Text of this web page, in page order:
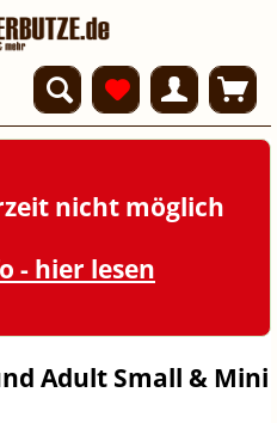
nicht möglich
- hier lesen
Adult Small & Mini